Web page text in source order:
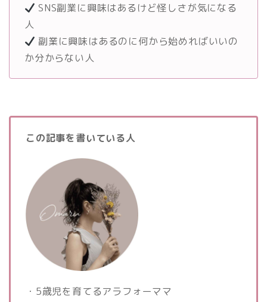
SNS副業に興味はあるけど怪しさが気になる
人
副業に興味はあるのに何から始めればいいの
か分からない人
この記事を書いている人
・5歳児を育てるアラフォーママ